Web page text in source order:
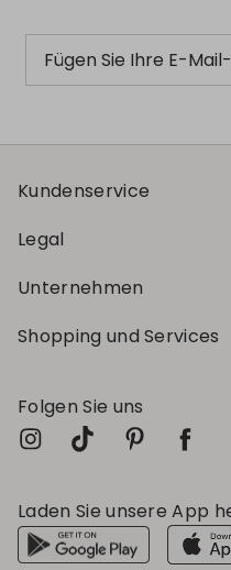
Fügen Sie Ihre E-
Kundenservice
Legal
Unternehmen
Shopping und Services
Folgen Sie uns
Laden Sie unsere App